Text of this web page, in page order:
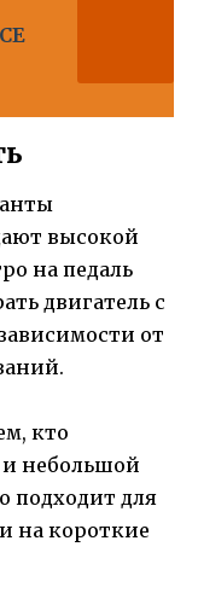
высокой
на педаль
двигатель с
от
кто
и небольшой
подходит для
на короткие